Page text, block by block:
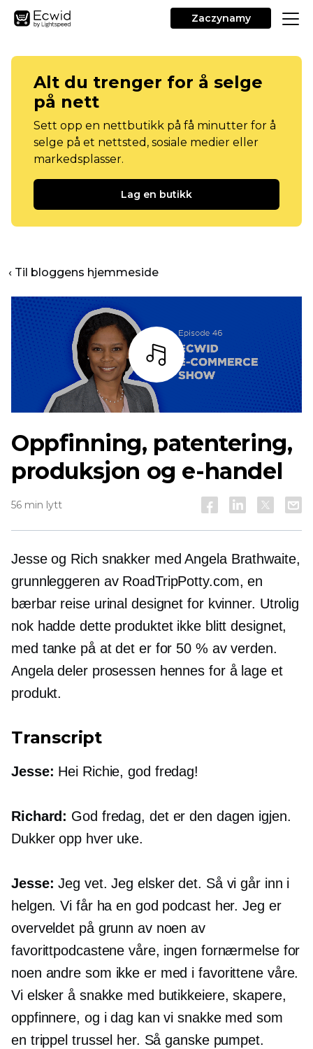
Zaczynamy
Alt du trenger for å selge
på nett
Sett opp en nettbutikk på få minutter for å
selge på et nettsted, sosiale medier eller
markedsplasser.
Lag en butikk
‹ Til bloggens hjemmeside
Lytt
Oppfinning, patentering,
produksjon og e-handel
56 min lytt
Jesse og Rich snakker med Angela Brathwaite,
grunnleggeren av RoadTripPotty.com, en
bærbar reise urinal designet for kvinner. Utrolig
nok hadde dette produktet ikke blitt designet,
med tanke på at det er for 50 % av verden.
Angela deler prosessen hennes for å lage et
produkt.
Transcript
Jesse: Hei Richie, god fredag!
Richard: God fredag, det er den dagen igjen.
Dukker opp hver uke.
Jesse: Jeg vet. Jeg elsker det. Så vi går inn i
helgen. Vi får ha en god podcast her. Jeg er
overveldet på grunn av noen av
favorittpodcastene våre, ingen fornærmelse for
noen andre som ikke er med i favorittene våre.
Vi elsker å snakke med butikkeiere, skapere,
oppfinnere, og i dag kan vi snakke med som
en trippel trussel her. Så ganske pumpet.